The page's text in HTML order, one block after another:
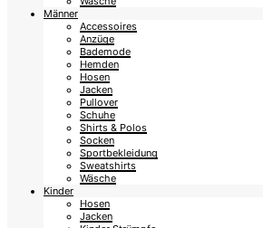
Männer
Accessoires
Anzüge
Bademode
Hemden
Hosen
Jacken
Pullover
Schuhe
Shirts & Polos
Socken
Sportbekleidung
Sweatshirts
Wäsche
Kinder
Hosen
Jacken